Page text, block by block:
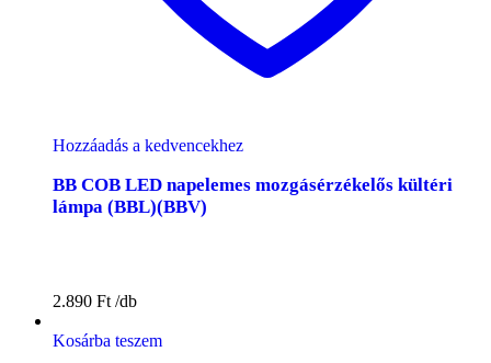
Hozzáadás a kedvencekhez
BB COB LED napelemes mozgásérzékelős kültéri
lámpa (BBL)(BBV)
2.890 Ft
Kosárba teszem